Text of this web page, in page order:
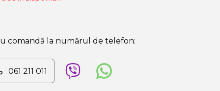
comandă la numărul de telefon:
061 211 011